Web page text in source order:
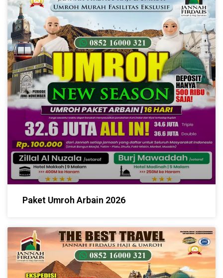
Paket Umroh Arbain 2026